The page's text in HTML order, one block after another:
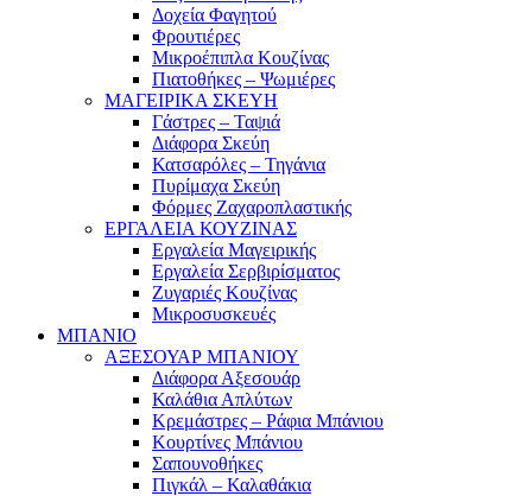
Δοχεία Φαγητού
Φρουτιέρες
Μικροέπιπλα Κουζίνας
Πιατοθήκες – Ψωμιέρες
ΜΑΓΕΙΡΙΚΑ ΣΚΕΥΗ
Γάστρες – Ταψιά
Διάφορα Σκεύη
Κατσαρόλες – Τηγάνια
Πυρίμαχα Σκεύη
Φόρμες Ζαχαροπλαστικής
ΕΡΓΑΛΕΙΑ ΚΟΥΖΙΝΑΣ
Εργαλεία Μαγειρικής
Εργαλεία Σερβιρίσματος
Ζυγαριές Κουζίνας
Μικροσυσκευές
ΜΠΑΝΙΟ
ΑΞΕΣΟΥΑΡ ΜΠΑΝΙΟΥ
Διάφορα Αξεσουάρ
Καλάθια Απλύτων
Κρεμάστρες – Ράφια Μπάνιου
Κουρτίνες Μπάνιου
Σαπουνοθήκες
Πιγκάλ – Καλαθάκια